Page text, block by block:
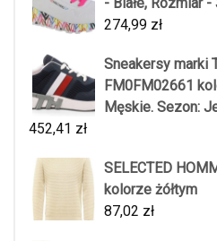
274,99 zł
Sneakersy marki
FM0FM02661
Męskie. Sezon:
452,41 zł
SELECTED
kolorze żółtym
87,02 zł